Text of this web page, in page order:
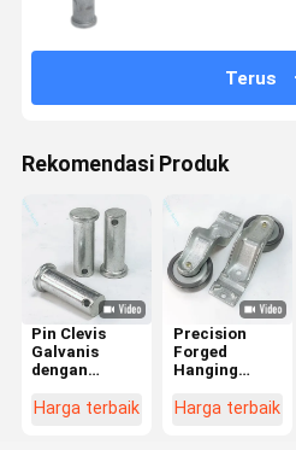
Terus
Rekomendasi Produk
Pin Clevis
Galvanis
dengan
Cotter - Pin
Harga terbaik
Precision
Forged
Hanging
Wheel
Harga terbaik